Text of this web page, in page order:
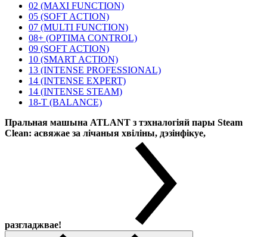
02 (MAXI FUNCTION)
05 (SOFT ACTION)
07 (MULTI FUNCTION)
08+ (OPTIMA CONTROL)
09 (SOFT ACTION)
10 (SMART ACTION)
13 (INTENSE PROFESSIONAL)
14 (INTENSE EXPERT)
14 (INTENSE STEAM)
18-T (BALANCE)
Пральная машына ATLANT з тэхналогіяй пары Steam
Clean: асвяжае за лічаныя хвіліны, дэзінфікуе,
разгладжвае!